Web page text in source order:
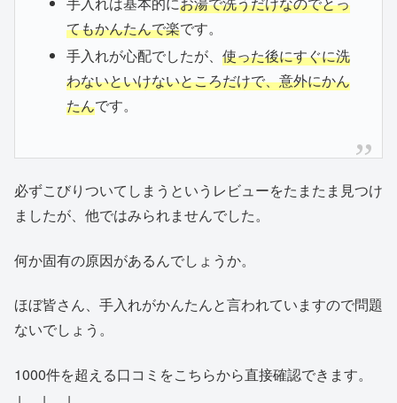
てもかんたんで楽です。
手入れが心配でしたが、 使った後にすぐに洗
わないといけないところだけで、意外にかん
たんです。
必ずこびりついてしまうというレビューをたまたま見つけ
ましたが、他ではみられませんでした。
何か固有の原因があるんでしょうか。
ほぼ皆さん、手入れがかんたんと言われていますので問題
ないでしょう。
1000件を超える口コミをこちらから直接確認できます。
↓ ↓ ↓